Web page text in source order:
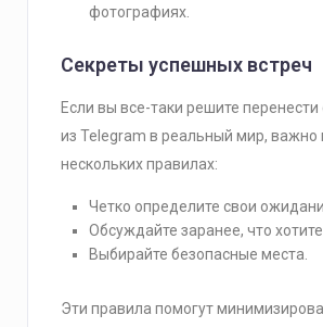
фотографиях.
Секреты успешных встреч
Если вы все-таки решите
из Telegram в реальный мир, важно
нескольких правилах:
Четко определите свои
Обсуждайте заранее, что хотите.
Выбирайте безопасные места.
Эти правила помогут